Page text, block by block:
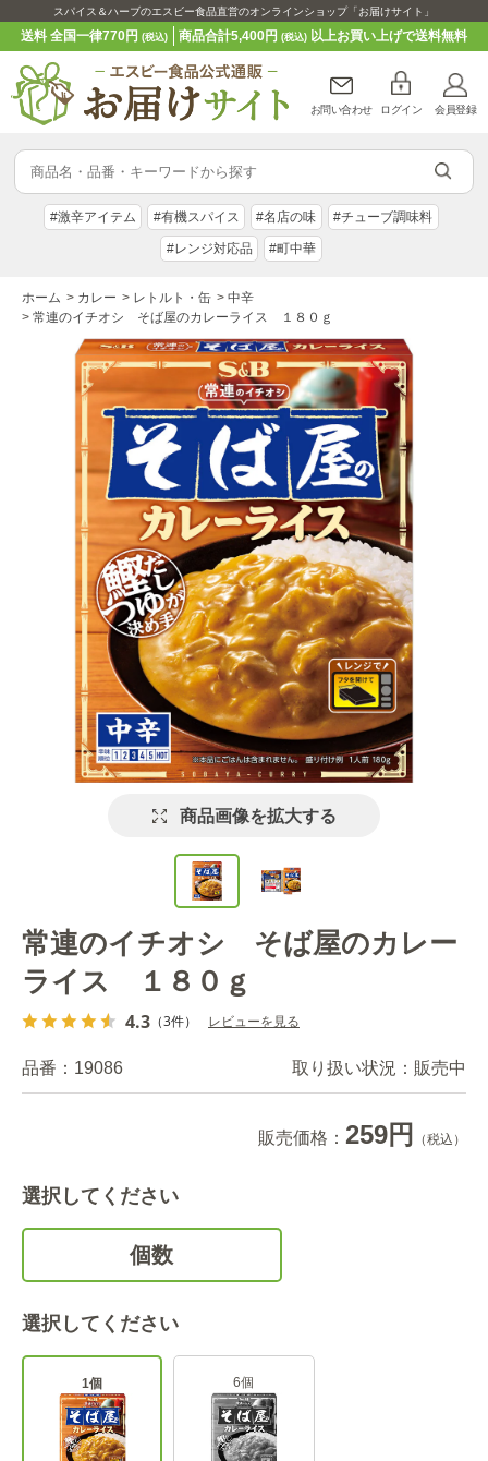
スパイス＆ハーブのエスビー食品直営のオンラインショップ「お届けサイト」
送料 全国一律770円(税込) 商品合計5,400円 (税込)以上お買い上げで送料無料
お問い合わせ ログイン 会員登録
#激辛アイテム #有機スパイス #名店の味 #チューブ調味料
#レンジ対応品 #町中華
ホーム > カレー > レトルト・缶 > 中辛
> 常連のイチオシ そば屋のカレーライス １８０ｇ
商品画像を拡大する
常連のイチオシ そば屋のカレー
ライス １８０ｇ
4.3 （3件） レビューを見る
品番： 19086 取り扱い状況： 販売中
販売価格： 259円 （税込）
選択してください
個数
選択してください
1個 6個